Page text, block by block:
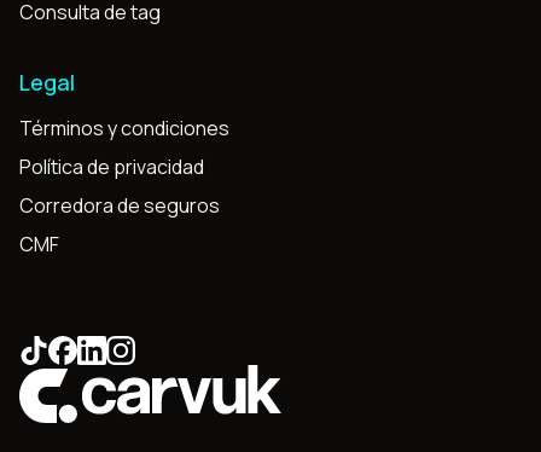
Consulta de tag
Legal
Términos y condiciones
Política de privacidad
Corredora de seguros
CMF